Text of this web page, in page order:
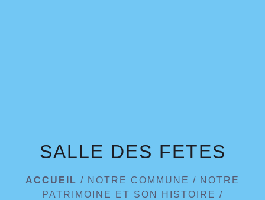
SALLE DES FETES
ACCUEIL / NOTRE COMMUNE / NOTRE
PATRIMOINE ET SON HISTOIRE /